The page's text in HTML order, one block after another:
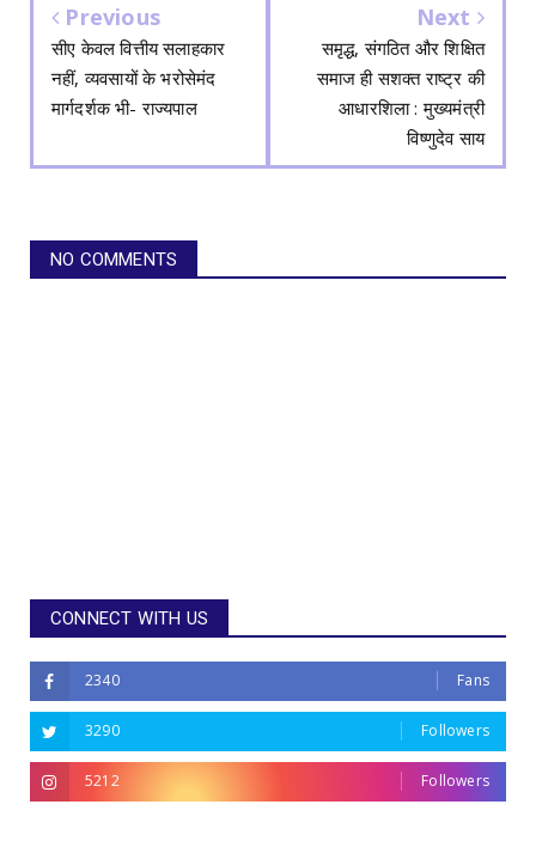
Previous
सीए केवल वित्तीय सलाहकार
नहीं, व्यवसायों के भरोसेमंद
मार्गदर्शक भी- राज्यपाल
Next
समृद्ध, संगठित और शिक्षित
समाज ही सशक्त राष्ट्र की
आधारशिला : मुख्यमंत्री
विष्णुदेव साय
NO COMMENTS
CONNECT WITH US
2340 Fans
3290 Followers
5212 Followers